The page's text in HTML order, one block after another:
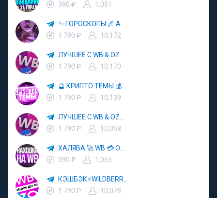
390 ₽
1,051
1 790 ₽
10,172
1 790 ₽
10,170
1 790 ₽
10,139
1 790 ₽
10,058
390 ₽
1,055
1 790 ₽
10,078